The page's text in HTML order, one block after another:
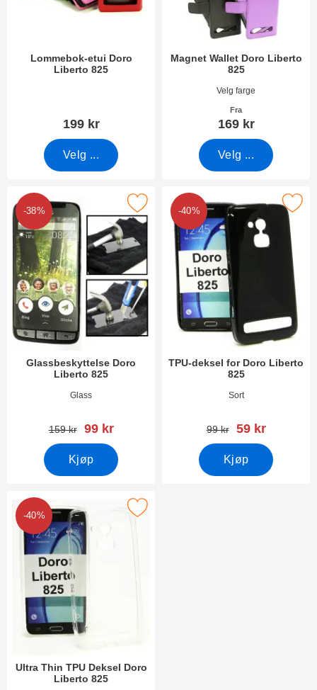
Lommebok-etui Doro
Liberto 825
199 kr
Velg ...
Magnet Wallet Doro Liberto
825
Varenummer 24719
Velg farge
Fra
169 kr
Velg ...
-38%
Glassbeskyttelse Doro
Liberto 825
Varenummer 22214
Glass
gammel pris
159 kr ny pris
99 kr
Kjøp
Merk glassbeskyttelse Doro Liberto 825 som favoritt
-40%
TPU-deksel for Doro Liberto
825
Varenummer 22094
Sort
gammel pris
99 kr ny pris
59 kr
Kjøp
Merk tPU-deksel for Doro
-40%
Ultra Thin TPU Deksel Doro
Liberto 825
ultra Thin TPU Deksel Doro Liberto 825 som favoritt